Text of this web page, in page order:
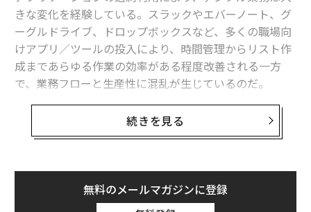
きな変化を経験している。スラックやエバーノート、グ
ーグルドライブ、ドロップボックスなど、多くの職場向
けアプリ／ツールの投入により、時間管理からリスト作
成まであらゆる作業の効率がある程度改善される一方
で、業務フローと生産性に混乱が生じているのだ。
私の以前の職場では、自分の完了した作業を1時間ごと
にリストアップすることが義務付けられており、従業員
費やしていた。効率性を追求するはずのこのシステム、
1週間続ければ費やした時間は膨大になる。さらに私の
会社では、このデータが全く活用されていなかった。
続きを見る
無料のメールマガジンに登録